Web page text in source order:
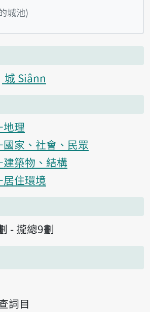
播放例句kim-siânn
城池)
城 Siânn
理
家、社會、民眾
築物、結構
住環境
- 攏總9劃
詞目